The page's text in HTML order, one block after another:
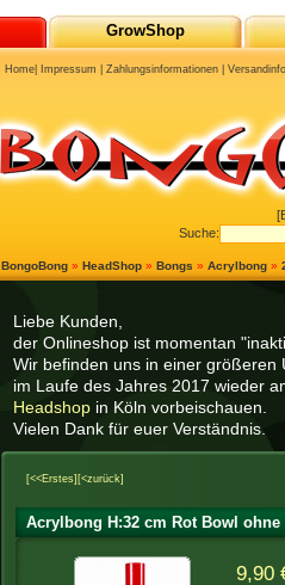
Liebe Kunden,
der Onlineshop ist momentan
Wir befinden uns in einer größeren
im Laufe des Jahres 2017 wieder
Headshop in Köln vorbeischauen.
Vielen Dank für euer Verständnis.
[<<Erstes] [<zurück]
Acrylbong H:32 cm Rot Bowl ohne
9,90
BongoBong » HeadShop » Bongs » Acrylbong »
GrowShop
Suche:
Home Impressum |Zahlungsinformationen |